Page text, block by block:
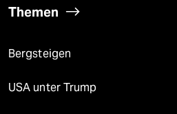
Themen
Bergsteigen
USA unter Trump